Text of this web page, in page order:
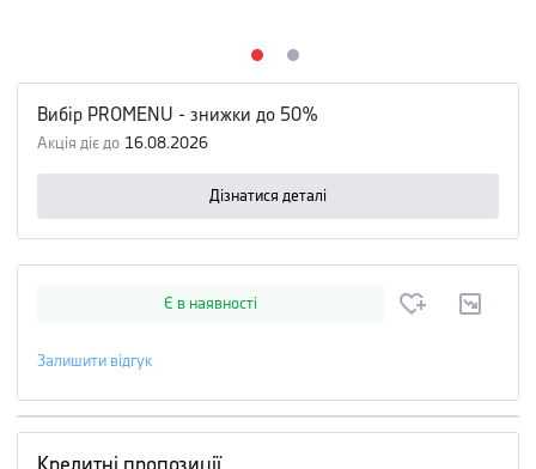
Вибір PROMENU - знижки до 50%
Акція діє до 16.08.2026
Дізнатися деталі
Є в наявності
Залишити відгук
Кредитні пропозиції